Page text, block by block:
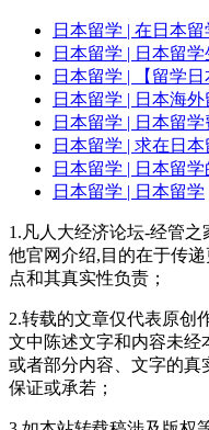
日本留学 | 在日本
日本留学 | 日本留
日本留学 | 【留学
日本留学 | 日本海
日本留学 | 日本留
日本留学 | 求在日
日本留学 | 日本留学
日本留学 | 日本留学
1.凡人大经济论坛-经管
他官网介绍,目的在于传
点和其真实性负责；
2.转载的文章仅代表原创
文中陈述文字和内容未经
或者部分内容、文字的真
保证或承若；